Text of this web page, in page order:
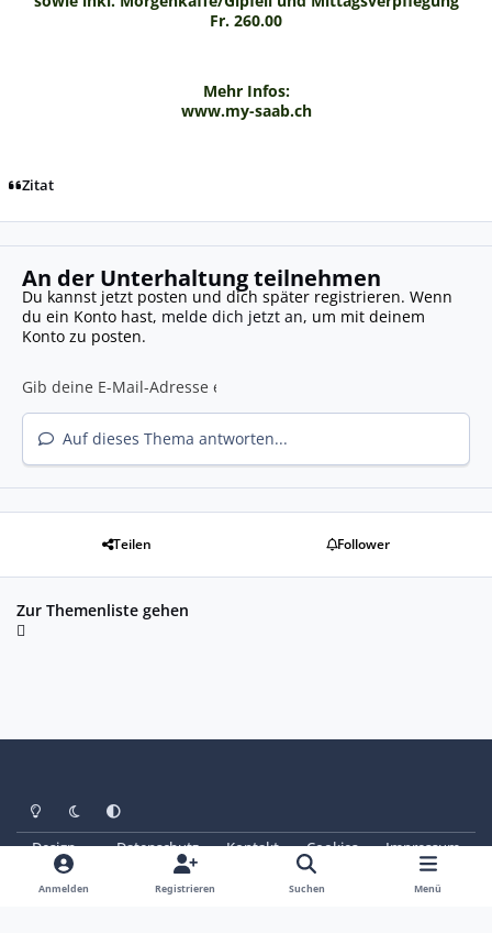
Fr. 260.00
Mehr Infos:
www.my-saab.ch
Zitat
An der Unterhaltung teilnehmen
Du kannst jetzt posten und dich später registrieren. Wenn
du ein Konto hast, melde dich jetzt an, um mit deinem
Konto zu posten.
Auf dieses Thema antworten...
Teilen Follower
Zur Themenliste gehen
Heller ModusDunkler Modus
Systemeinstellung
Design Datenschutz Kontakt Cookies
Impressum
© Copyright 2025 - SAABoteure e. V.
Powered by Invision Community
Anmelden Registrieren Suchen Menü